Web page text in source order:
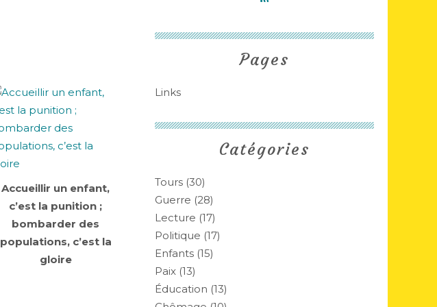
Accueillir un enfant,
c’est la punition ;
bombarder des
populations, c’est la
gloire
Catégories
Tours (30)
Guerre (28)
Lecture (17)
Politique (17)
Enfants (15)
Paix (13)
Éducation (13)
Pages
Links